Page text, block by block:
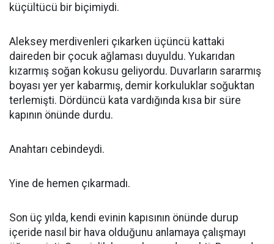
küçültücü bir biçimiydi.
Aleksey merdivenleri çıkarken üçüncü kattaki
daireden bir çocuk ağlaması duyuldu. Yukarıdan
kızarmış soğan kokusu geliyordu. Duvarların sararmış
boyası yer yer kabarmış, demir korkuluklar soğuktan
terlemişti. Dördüncü kata vardığında kısa bir süre
kapının önünde durdu.
Anahtarı cebindeydi.
Yine de hemen çıkarmadı.
Son üç yılda, kendi evinin kapısının önünde durup
içeride nasıl bir hava olduğunu anlamaya çalışmayı